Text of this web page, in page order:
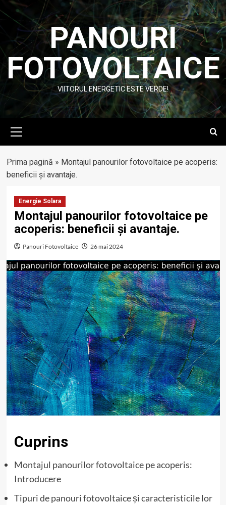
Skip
to
content
PANOURI
FOTOVOLTAICE
VIITORUL ENERGETIC ESTE VERDE!
Menu
Prima pagină » Montajul panourilor fotovoltaice pe acoperis:
beneficii și avantaje.
Energie Solara
Montajul panourilor fotovoltaice pe
acoperis: beneficii și avantaje.
Panouri Fotovoltaice 26 mai 2024
Cuprins
Montajul panourilor fotovoltaice pe acoperis:
Introducere
Tipuri de panouri fotovoltaice și caracteristicile lor